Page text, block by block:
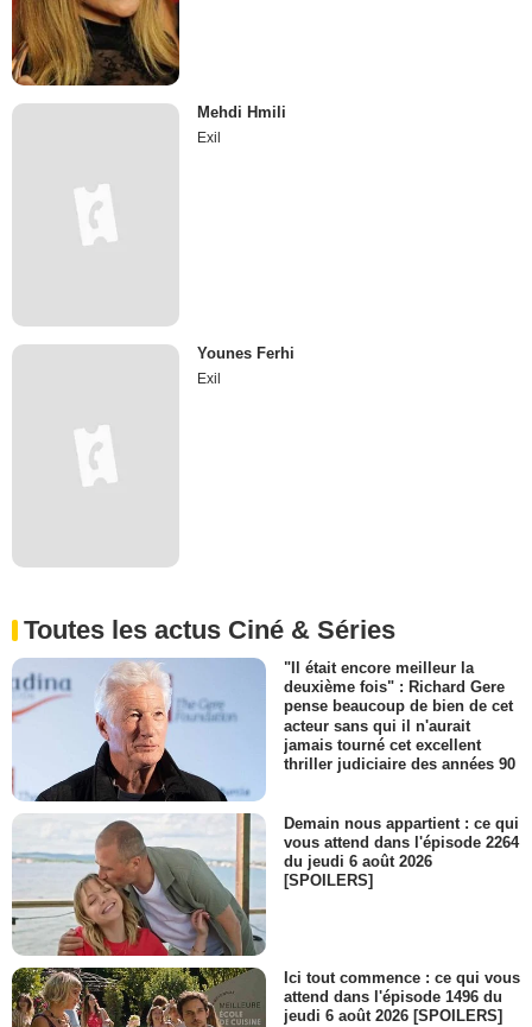
Mehdi Hmili
Exil
Younes Ferhi
Exil
Toutes les actus Ciné & Séries
"Il était encore meilleur la
deuxième fois" : Richard Gere
pense beaucoup de bien de cet
acteur sans qui il n'aurait
jamais tourné cet excellent
thriller judiciaire des années 90
Demain nous appartient : ce qui
vous attend dans l'épisode 2264
du jeudi 6 août 2026
[SPOILERS]
Ici tout commence : ce qui vous
attend dans l'épisode 1496 du
jeudi 6 août 2026 [SPOILERS]